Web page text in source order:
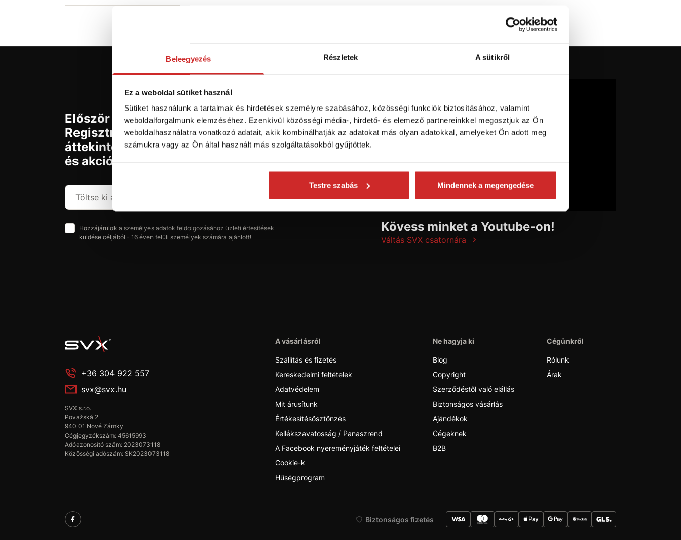
Beleegyezés Részletek A sütikről
Ez a weboldal sütiket használ
Sütiket használunk a tartalmak és hirdetések személyre szabásához, közösségi funkciók biztosításához, valamint
weboldalforgalmunk elemzéséhez. Ezenkívül közösségi média-, hirdető- és elemező partnereinkkel megosztjuk az Ön
weboldalhasználatra vonatkozó adatait, akik kombinálhatják az adatokat más olyan adatokkal, amelyeket Ön adott meg
számukra vagy az Ön által használt más szolgáltatásokból gyűjtöttek.
Testre szabás Mindennek a megengedése
Először jár az svx.hu-n?
Regisztráljon és szerezzen
áttekintést az aktuális újdonságokról
és akciókról.
Feliratkozás
Hozzájárulok a személyes adatok feldolgozásához üzleti értesítések
küldése céljából - 16 éven felüli személyek számára ajánlott!
Kövess minket a Youtube-on!
Váltás SVX csatornára
+36 304 922 557
svx@svx.hu
SVX s.r.o.
Považská 2
940 01 Nové Zámky
Cégjegyzékszám: 45615993
Adóazonosító szám: 2023073118
Közösségi adószám: SK2023073118
A vásárlásról
Szállítás és fizetés
Kereskedelmi feltételek
Adatvédelem
Mit árusítunk
Értékesítésösztönzés
Kellékszavatosság / Panaszrend
A Facebook nyereményjáték feltételei
Cookie-k
Hűségprogram
Ne hagyja ki
Blog
Copyright
Szerződéstől való elállás
Biztonságos vásárlás
Ajándékok
Cégeknek
B2B
Cégünkről
Rólunk
Árak
Biztonságos fizetés